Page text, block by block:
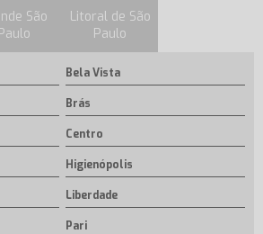
São
Litoral de São
Paulo
Bela Vista
Brás
Centro
Higienópolis
Liberdade
Pari